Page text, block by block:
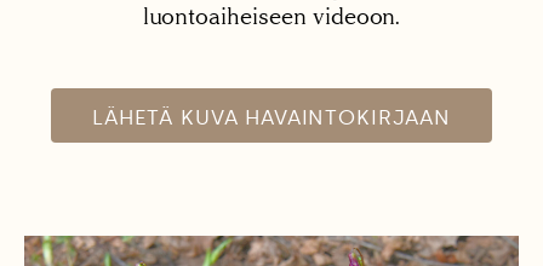
luontoaiheiseen videoon.
LÄHETÄ KUVA HAVAINTOKIRJAAN